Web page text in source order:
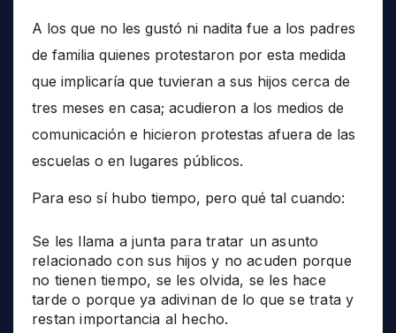
A los que no les gustó ni nadita fue a los padres
de familia quienes protestaron por esta medida
que implicaría que tuvieran a sus hijos cerca de
tres meses en casa; acudieron a los medios de
comunicación e hicieron protestas afuera de las
escuelas o en lugares públicos.
Para eso sí hubo tiempo, pero qué tal cuando:
Se les llama a junta para tratar un asunto
relacionado con sus hijos y no acuden porque
no tienen tiempo, se les olvida, se les hace
tarde o porque ya adivinan de lo que se trata y
restan importancia al hecho.